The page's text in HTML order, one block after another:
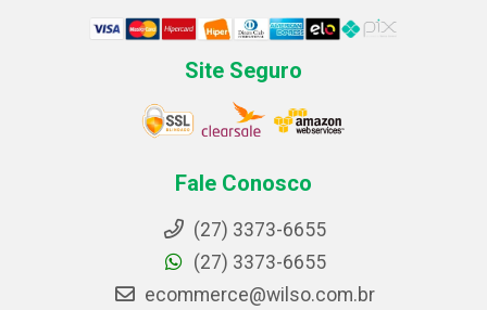
Site Seguro
Fale Conosco
(27) 3373-6655
(27) 3373-6655
ecommerce@wilso.com.br